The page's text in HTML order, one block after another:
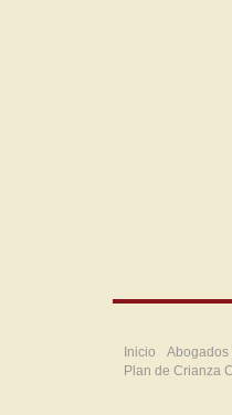
Inicio Abogados
Plan de Crianza